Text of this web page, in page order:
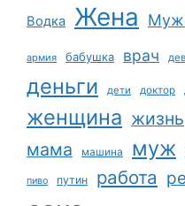
Водка Жена
армия бабушка врач
деньги дети доктор
женщина жизнь
мама машина муж
пиво путин работа